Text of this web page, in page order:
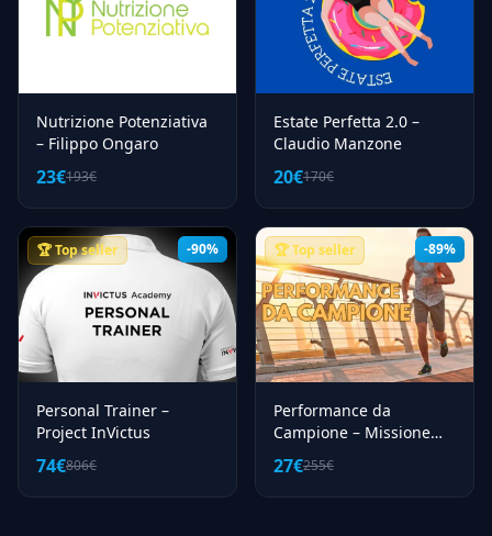
Nutrizione Potenziativa
– Filippo Ongaro
23€193€
Estate Perfetta 2.0 –
Claudio Manzone
20€170€
-90%
🏆 Top seller
Personal Trainer –
Project InVictus
74€806€
-89%
🏆 Top seller
Performance da
Campione – Missione
27€255€